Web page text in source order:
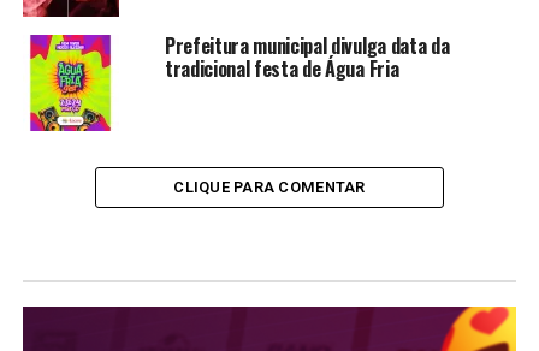
Prefeitura municipal divulga data da
tradicional festa de Água Fria
CLIQUE PARA COMENTAR